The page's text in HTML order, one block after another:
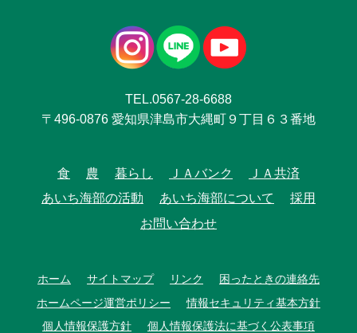
TEL.0567-28-6688
〒496-0876 愛知県津島市大縄町９丁目６３番地
食 農 暮らし ＪＡバンク
ＪＡ共済
あいち海部の活動
あいち海部について
採用
お問い合わせ
ホーム サイトマップ リンク
困ったときの連絡先
ホームページ運営ポリシー
情報セキュリティ基本方針
個人情報保護方針
個人情報保護法に基づく公表事項